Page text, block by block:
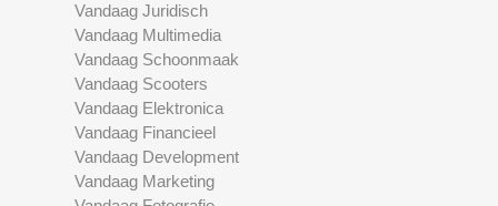
Vandaag Juridisch
Vandaag Multimedia
Vandaag Schoonmaak
Vandaag Scooters
Vandaag Elektronica
Vandaag Financieel
Vandaag Development
Vandaag Marketing